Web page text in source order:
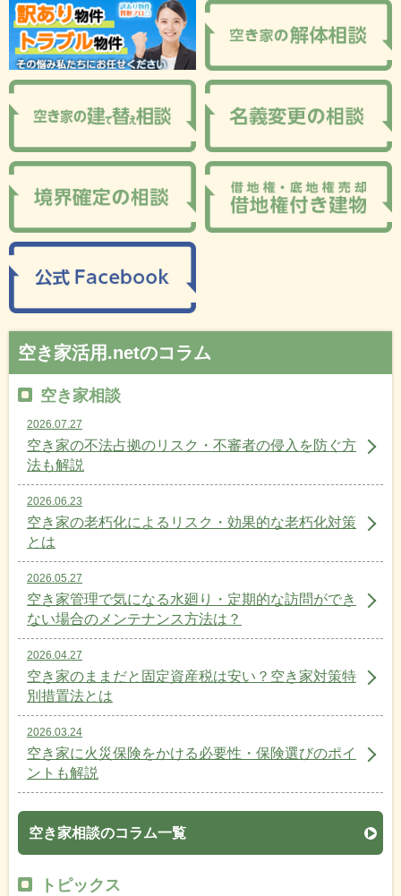
空き家活用.netのコラム
空き家相談
2026.07.27
空き家の不法占拠のリスク・不審者の侵入を防ぐ方
法も解説
2026.06.23
空き家の老朽化によるリスク・効果的な老朽化対策
とは
2026.05.27
空き家管理で気になる水廻り・定期的な訪問ができ
ない場合のメンテナンス方法は？
2026.04.27
空き家のままだと固定資産税は安い？空き家対策特
別措置法とは
2026.03.24
空き家に火災保険をかける必要性・保険選びのポイ
ントも解説
空き家相談のコラム一覧
トピックス